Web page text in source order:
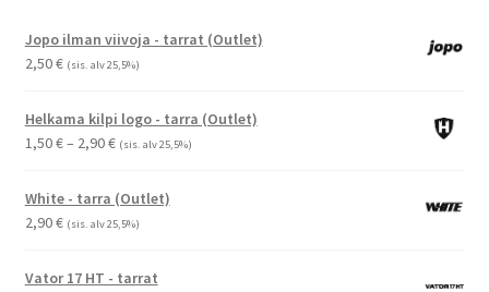
Jopo ilman viivoja - tarrat (Outlet)
2,50€ (sis. alv 25,5%)
Helkama kilpi logo - tarra (Outlet)
1,50€– 2,90€Hintaluokka:
-
(sis. alv 25,5%)
White - tarra (Outlet)
2,90€ (sis. alv 25,5%)
Vator 17 HT - tarrat